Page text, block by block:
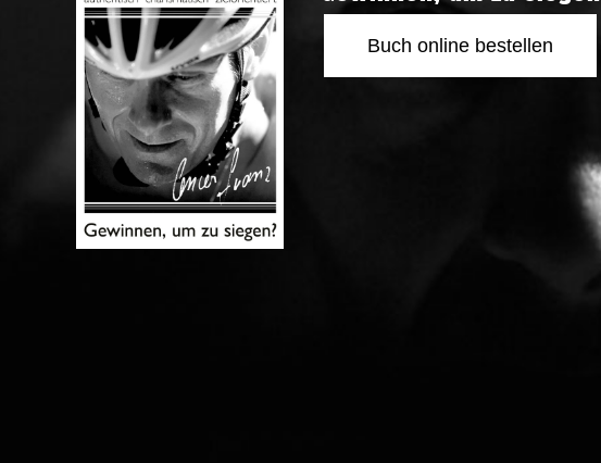
Buch online bestellen